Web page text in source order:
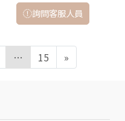
詢問客服人員
… 15 »